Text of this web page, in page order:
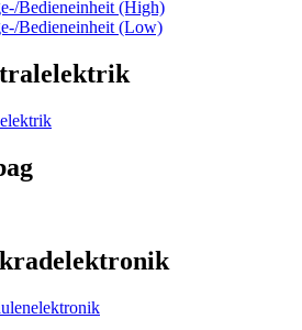
Bedieneinheit (High)
Bedieneinheit (Low)